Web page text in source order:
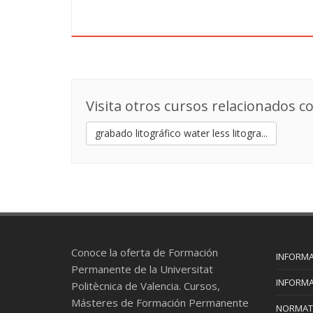
Visita otros cursos relacionados
grabado litográfico water less litogra...
Conoce la oferta de Formación
Permanente de la Universitat
Politècnica de Valencia. Cursos,
Másteres de Formación Permanente